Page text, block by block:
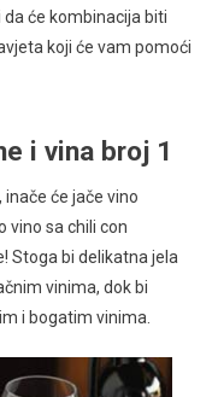
će kombinacija biti
koji će vam pomoći
i vina broj 1
će jače vino
vino sa chili con
Stoga bi delikatna jela
vinima, dok bi
i bogatim vinima.